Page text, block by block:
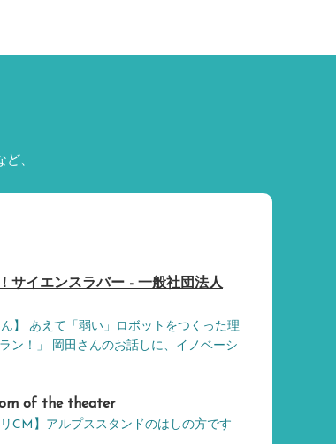
、
サイエンスラバー - 一般社団法人
】 あえて「弱い」ロボットをつくった理
ン！」 岡田さんのお話しに、イノベーシ
of the theater
CM】アルプススタンドのはしの方です